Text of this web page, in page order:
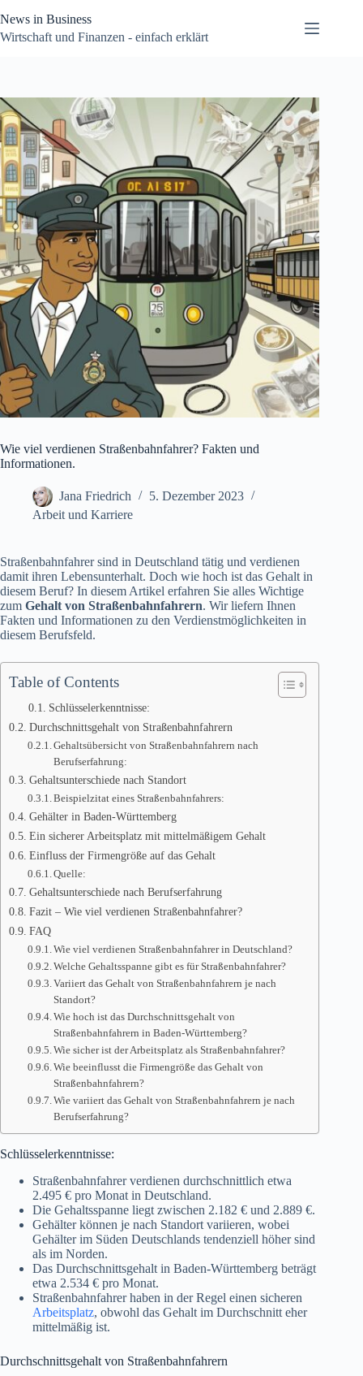
Inhalt
springen
News in Business
Wirtschaft und Finanzen - einfach erklärt
Wie viel verdienen Straßenbahnfahrer? Fakten und
Informationen.
Jana Friedrich
5. Dezember 2023
Arbeit und Karriere
Straßenbahnfahrer sind in Deutschland tätig und verdienen
damit ihren Lebensunterhalt. Doch wie hoch ist das Gehalt in
diesem Beruf? In diesem Artikel erfahren Sie alles Wichtige
zum Gehalt von Straßenbahnfahrern. Wir liefern Ihnen
Fakten und Informationen zu den Verdienstmöglichkeiten in
diesem Berufsfeld.
Table of Contents
Schlüsselerkenntnisse:
Durchschnittsgehalt von Straßenbahnfahrern
Gehaltsübersicht von Straßenbahnfahrern nach
Berufserfahrung:
Gehaltsunterschiede nach Standort
Beispielzitat eines Straßenbahnfahrers:
Gehälter in Baden-Württemberg
Ein sicherer Arbeitsplatz mit mittelmäßigem Gehalt
Einfluss der Firmengröße auf das Gehalt
Quelle:
Gehaltsunterschiede nach Berufserfahrung
Fazit – Wie viel verdienen Straßenbahnfahrer?
FAQ
Wie viel verdienen Straßenbahnfahrer in Deutschland?
Welche Gehaltsspanne gibt es für Straßenbahnfahrer?
Variiert das Gehalt von Straßenbahnfahrern je nach
Standort?
Wie hoch ist das Durchschnittsgehalt von
Straßenbahnfahrern in Baden-Württemberg?
Wie sicher ist der Arbeitsplatz als Straßenbahnfahrer?
Wie beeinflusst die Firmengröße das Gehalt von
Straßenbahnfahrern?
Wie variiert das Gehalt von Straßenbahnfahrern je nach
Berufserfahrung?
Schlüsselerkenntnisse:
Straßenbahnfahrer verdienen durchschnittlich etwa
2.495 € pro Monat in Deutschland.
Die Gehaltsspanne liegt zwischen 2.182 € und 2.889 €.
Gehälter können je nach Standort variieren, wobei
Gehälter im Süden Deutschlands tendenziell höher sind
als im Norden.
Das Durchschnittsgehalt in Baden-Württemberg beträgt
etwa 2.534 € pro Monat.
Straßenbahnfahrer haben in der Regel einen sicheren
Arbeitsplatz, obwohl das Gehalt im Durchschnitt eher
mittelmäßig ist.
Durchschnittsgehalt von Straßenbahnfahrern